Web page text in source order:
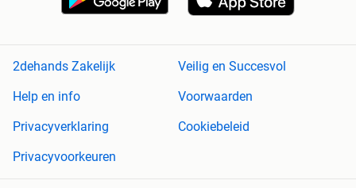
2dehands Zakelijk
Veilig en Succesvol
Help en info
Voorwaarden
Privacyverklaring
Cookiebeleid
Privacyvoorkeuren